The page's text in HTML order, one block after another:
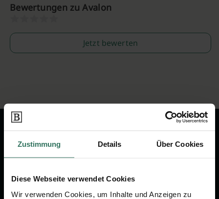
Zustimmung Details Über Cookies
Diese Webseite verwendet Cookies
Wir verwenden Cookies, um Inhalte und Anzeigen zu
Bewertungen zu Avalon
Jetzt bewerten
Wir sind Ihr Ansprechpartner rund
Vorsorge.